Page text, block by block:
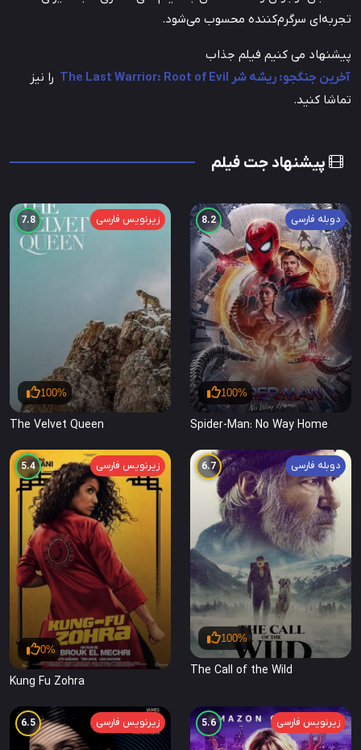
تجربه‌ای سرگرم‌کننده محسوب می‌شود.
پیشنهاد می کنیم فیلم جذاب
آخرین جنگجو: ریشه شر The Last Warrior: Root of Evil
را نیز
تماشا کنید.
پیشنهاد جت فیلم
دوبله فارسی 8.2
100%
Spider-Man: No Way Home
زیرنویس فارسی 7.8
100%
The Velvet Queen
دوبله فارسی 6.7
100%
The Call of the Wild
زیرنویس فارسی 5.4
0%
Kung Fu Zohra
زیرنویس فارسی 5.6 زیرنویس فارسی 6.5